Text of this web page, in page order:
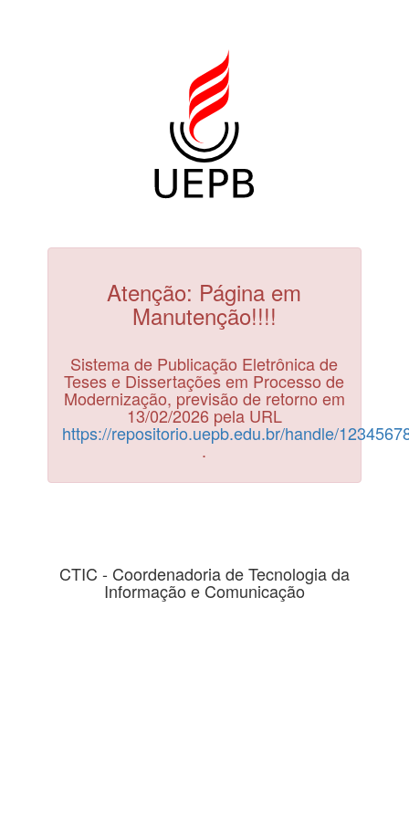
Atenção: Página em
Manutenção!!!!
Sistema de Publicação Eletrônica de
Teses e Dissertações em Processo de
Modernização, previsão de retorno em
13/02/2026 pela URL
https://repositorio.uepb.edu.br/handle/
.
CTIC - Coordenadoria de Tecnologia da
Informação e Comunicação